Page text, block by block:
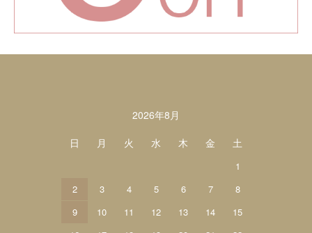
2026年8月
日
月 火 水 木 金 土
1
2
3 4 5 6 7
8
9
10 11 12 13 14
15